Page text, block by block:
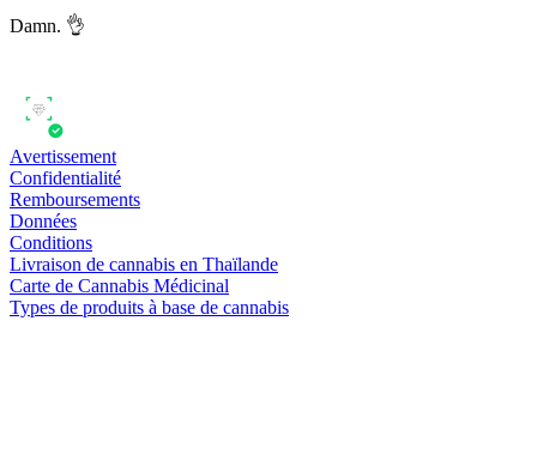
Damn. 👌
Avertissement
Confidentialité
Remboursements
Données
Conditions
Livraison de cannabis en Thaïlande
Carte de Cannabis Médicinal
Types de produits à base de cannabis